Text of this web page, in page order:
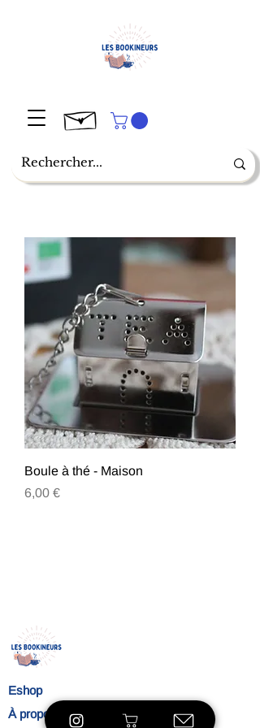
Boule à thé - Maison
Prix
6,00 €
Eshop
À propos